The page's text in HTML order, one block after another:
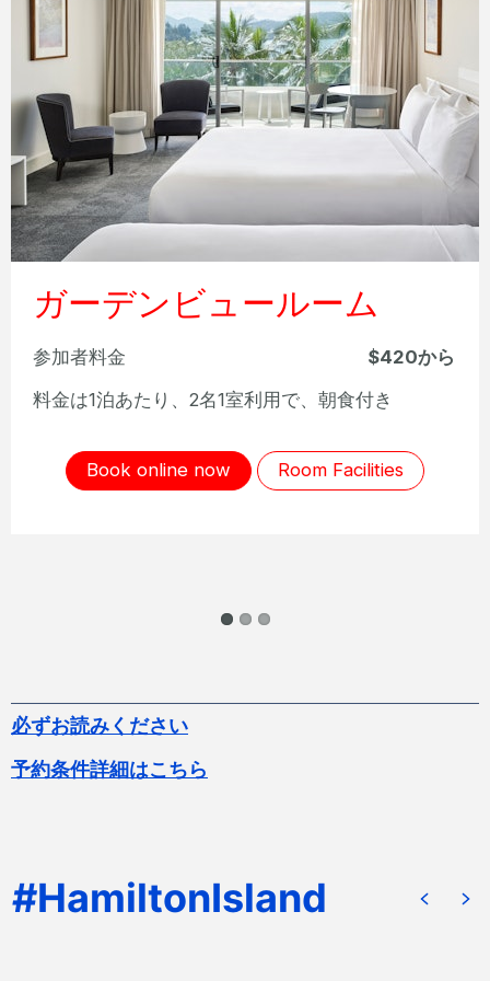
ガーデンビュールーム
参加者料金
$420から
料金は1泊あたり、2名1室利用で、朝食付き
Book online now Room Facilities
必ずお読みください
予約条件詳細はこちら